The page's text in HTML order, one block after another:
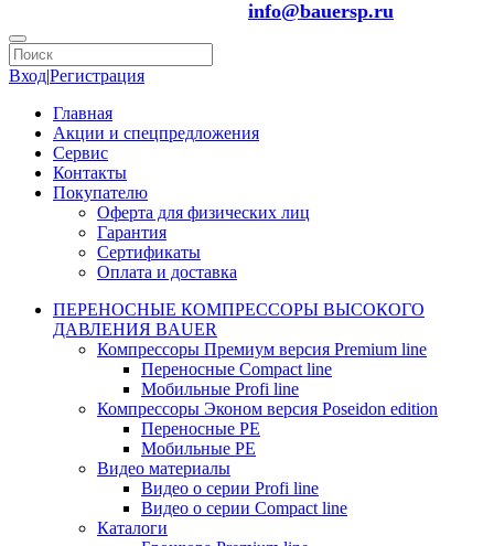
info@bauersp.ru
Вход|Регистрация
Главная
Акции и спецпредложения
Сервис
Контакты
Покупателю
Оферта для физических лиц
Гарантия
Сертификаты
Оплата и доставка
ПЕРЕНОСНЫЕ КОМПРЕССОРЫ ВЫСОКОГО
ДАВЛЕНИЯ BAUER
Компрессоры Премиум версия Premium line
Переносные Compact line
Мобильные Profi line
Компрессоры Эконом версия Poseidon edition
Переносные PE
Мобильные PE
Видео материалы
Видео о серии Profi line
Видео о серии Compact line
Каталоги